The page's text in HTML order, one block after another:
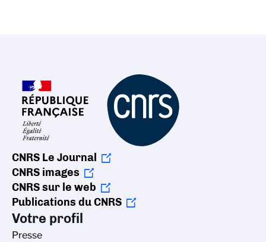
CNRS Le Journal
CNRS images
CNRS sur le web
Publications du CNRS
Votre profil
Presse